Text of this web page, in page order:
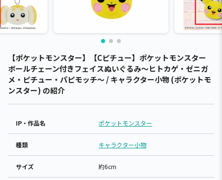
【ポケットモンスター】【Cピチュー】ポケットモンスター
ボールチェーン付きフェイスぬいぐるみ～ヒトカゲ・ゼニガ
メ・ピチュー・パピモッチ～ / キャラクター小物 (ポケットモ
ンスター) の紹介
IP・作品名 ポケットモンスター
種類 キャラクター小物
サイズ 約6cm